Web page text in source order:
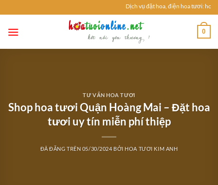
đến
nội
Dịch vụ đặt hoa, điện hoa tươi: hoa
0
TƯ VẤN HOA TƯƠI
Shop hoa tươi Quận Hoàng Mai – Đặt hoa
tươi uy tín miễn phí thiệp
ĐÃ ĐĂNG TRÊN 05/30/2024 BỞI HOA TƯƠI KIM ANH